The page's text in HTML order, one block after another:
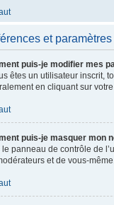
et
puis-je modifier mes
êtes un utilisateur inscrit,
en cliquant sur
puis-je masquer mon
le panneau de contrôle de
et de vous-